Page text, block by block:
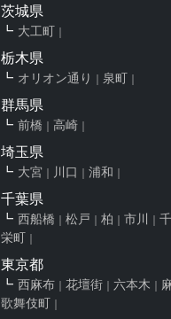
茨城県
大工町
栃木県
オリオン通り 泉町
群馬県
前橋 高崎
埼玉県
大宮 川口 浦和
千葉県
西船橋 松戸 柏 市川
栄町
東京都
西麻布 花壇街 六本木
歌舞伎町